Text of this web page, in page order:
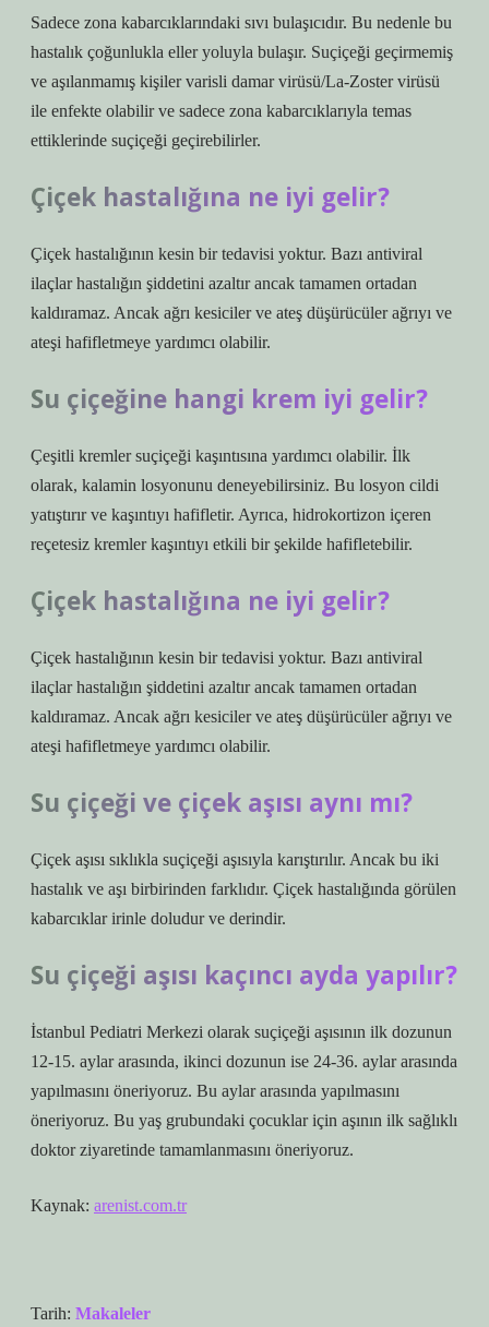
Sadece zona kabarcıklarındaki sıvı bulaşıcıdır. Bu nedenle bu
hastalık çoğunlukla eller yoluyla bulaşır. Suçiçeği geçirmemiş
ve aşılanmamış kişiler varisli damar virüsü/La-Zoster virüsü
ile enfekte olabilir ve sadece zona kabarcıklarıyla temas
ettiklerinde suçiçeği geçirebilirler.
Çiçek hastalığına ne iyi gelir?
Çiçek hastalığının kesin bir tedavisi yoktur. Bazı antiviral
ilaçlar hastalığın şiddetini azaltır ancak tamamen ortadan
kaldıramaz. Ancak ağrı kesiciler ve ateş düşürücüler ağrıyı ve
ateşi hafifletmeye yardımcı olabilir.
Su çiçeğine hangi krem iyi gelir?
Çeşitli kremler suçiçeği kaşıntısına yardımcı olabilir. İlk
olarak, kalamin losyonunu deneyebilirsiniz. Bu losyon cildi
yatıştırır ve kaşıntıyı hafifletir. Ayrıca, hidrokortizon içeren
reçetesiz kremler kaşıntıyı etkili bir şekilde hafifletebilir.
Çiçek hastalığına ne iyi gelir?
Çiçek hastalığının kesin bir tedavisi yoktur. Bazı antiviral
ilaçlar hastalığın şiddetini azaltır ancak tamamen ortadan
kaldıramaz. Ancak ağrı kesiciler ve ateş düşürücüler ağrıyı ve
ateşi hafifletmeye yardımcı olabilir.
Su çiçeği ve çiçek aşısı aynı mı?
Çiçek aşısı sıklıkla suçiçeği aşısıyla karıştırılır. Ancak bu iki
hastalık ve aşı birbirinden farklıdır. Çiçek hastalığında görülen
kabarcıklar irinle doludur ve derindir.
Su çiçeği aşısı kaçıncı ayda yapılır?
İstanbul Pediatri Merkezi olarak suçiçeği aşısının ilk dozunun
12-15. aylar arasında, ikinci dozunun ise 24-36. aylar arasında
yapılmasını öneriyoruz. Bu aylar arasında yapılmasını
öneriyoruz. Bu yaş grubundaki çocuklar için aşının ilk sağlıklı
doktor ziyaretinde tamamlanmasını öneriyoruz.
Kaynak: arenist.com.tr
Tarih: Makaleler